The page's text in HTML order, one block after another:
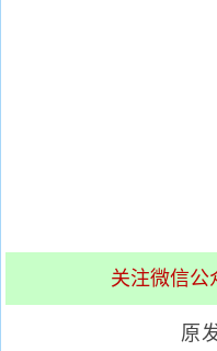
关注微信公
原发